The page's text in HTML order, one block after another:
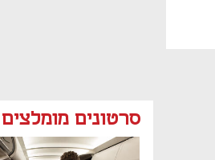
סרטונים מומלצים